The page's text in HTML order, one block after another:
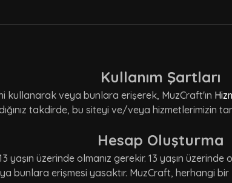
Kullanım Şartları
kullanarak veya bunlara erişerek, MuzCraft'ın
takdirde, bu siteyi ve/veya hizmetlerimizin
Hesap Oluşturma
yaşın üzerinde olmanız gerekir. 13 yaşın
bunlara erişmesi yasaktır. MuzCraft, herhangi bir